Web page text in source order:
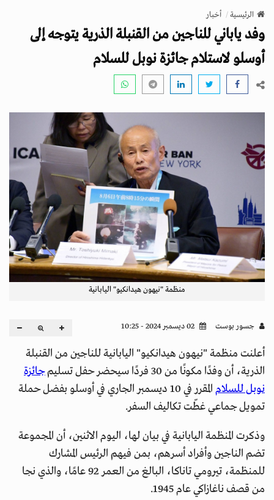
v
g
a
n
الرئيسية أخبار
وفد ياباني للناجين من القنبلة الذرية يتوجه إلى
أوسلو لاستلام جائزة نوبل للسلام
منظمة "نيهون هيدانكيو" اليابانية
جسور بوست
أعلنت منظمة "نيهون هيدانكيو" اليابانية للناجين من القنبلة
الذرية، أن وفدًا مكونًا من 30 فردًا سيحضر حفل تسليم
جائزة
نوبل للسلام
المقرر في 10 ديسمبر الجاري في أوسلو بفضل حملة
تمويل جماعي غطّت تكاليف السفر.
وذكرت المنظمة اليابانية في بيان لها، اليوم الاثنين، أن المجموعة
تضم الناجين وأفراد أسرهم، بمن فيهم الرئيس المشارك
للمنظمة، تيرومي تاناكا، البالغ من العمر 92 عامًا، والذي نجا
من قصف ناغازاكي عام 1945.